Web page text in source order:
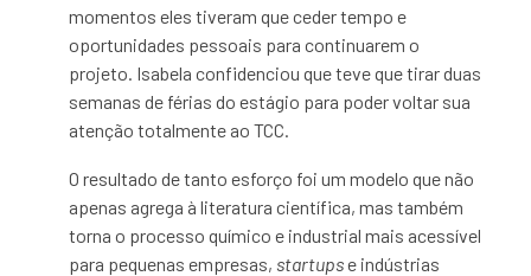
momentos eles tiveram que ceder tempo e
oportunidades pessoais para continuarem o
projeto. Isabela confidenciou que teve que tirar duas
semanas de férias do estágio para poder voltar sua
atenção totalmente ao TCC.
O resultado de tanto esforço foi um modelo que não
apenas agrega à literatura científica, mas também
torna o processo químico e industrial mais acessível
para pequenas empresas, startupse indústrias